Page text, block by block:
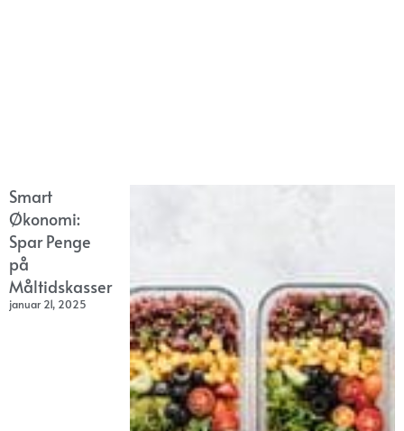
Smart
Økonomi:
Spar Penge
på
Måltidskasser
januar 21, 2025